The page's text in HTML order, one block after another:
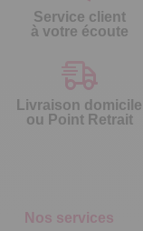
Service client
à votre écoute
Livraison domicile
ou Point Retrait
Nos services